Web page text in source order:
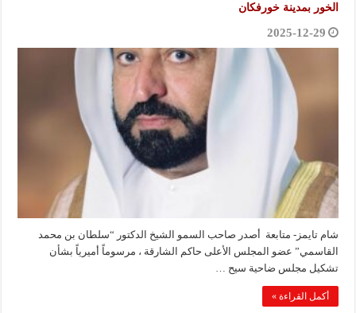
الخور بمدينة خورفكان
2025-12-29
شام تايمز- متابعة أصدر صاحب السمو الشيخ الدكتور “سلطان بن محمد
القاسمي” عضو المجلس الأعلى حاكم الشارقة ، مرسوماً أميرياً بشأن
تشكيل مجلس ضاحية سيح …
أكمل القراءة »